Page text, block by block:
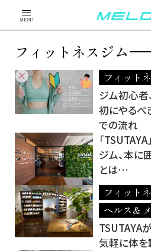
MENU
フィットネスジム
フィット
ジム初心者
初にやるべ
での流れ
「
ジム、本に
とは…
フィット
ヘルス＆
TSUTAYA
気軽に体を